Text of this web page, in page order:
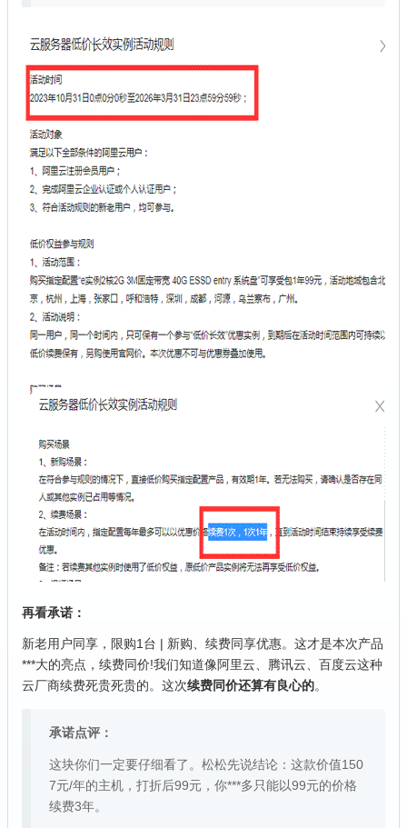
再看承诺：
新老用户同享，限购1台 | 新购、续费同享优惠。这才是本次产品
***大的亮点，续费同价!我们知道像阿里云、腾讯云、百度云这种
云厂商续费死贵死贵的。这次续费同价还算有良心的。
承诺点评：
这块你们一定要仔细看了。松松先说结论：这款价值150
7元/年的主机，打折后99元，你***多只能以99元的价格
续费3年。